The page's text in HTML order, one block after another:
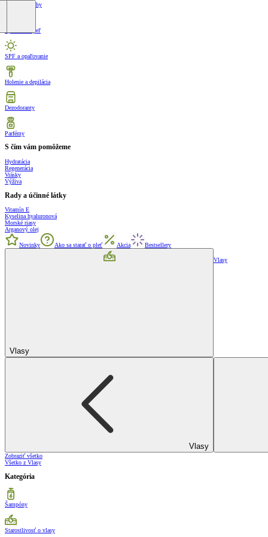
Krémy na nohy
Sprcha a kúpeľ
SPF a opaľovanie
Holenie a depilácia
Dezodoranty
Parfémy
S čím vám pomôžeme
Hydratácia
Regenerácia
Vrásky
Výživa
Rady a účinné látky
Vitamín E
Kyselina hyaluronová
Morské riasy
Arganový olej
Novinky Ako sa starať o pleť Akcia Bestsellery
Vlasy
Vlasy
Vlasy
Zobraziť všetko
Všetko z Vlasy
Kategória
Šampóny
Starostlivosť o vlasy